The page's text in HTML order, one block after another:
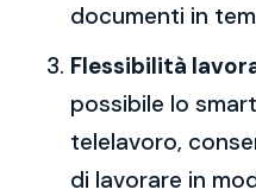
documenti in
Flessibilità
possibile lo
telelavoro,
di lavorare in